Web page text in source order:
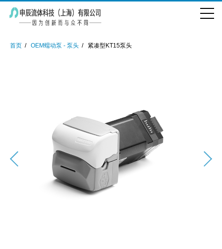
首页 OEM蠕动泵 - 泵头 紧凑型KT15泵头